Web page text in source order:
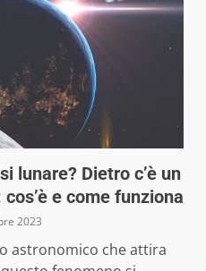
lunare? Dietro c’è un
e come funziona
2023
astronomico che attira